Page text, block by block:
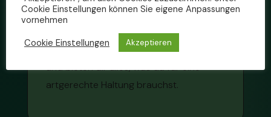
außergewöhnlicher Reptilien. Ob
Anfänger oder erfahrener Halter – wir
helfen dir, das passende Tier zu finden
und bieten dir alles, was du für eine
artgerechte Haltung brauchst.
Cookie Einstellungen können Sie eigene Anpassungen
vornehmen
Cookie Einstellungen
Akzeptieren